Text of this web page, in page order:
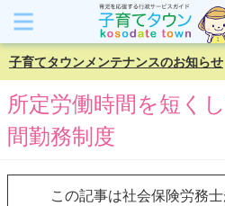
子育てタウンメンテナンスのお知らせ
所定労働時間を短く
間勤務制度
この記事は社会保険労務士